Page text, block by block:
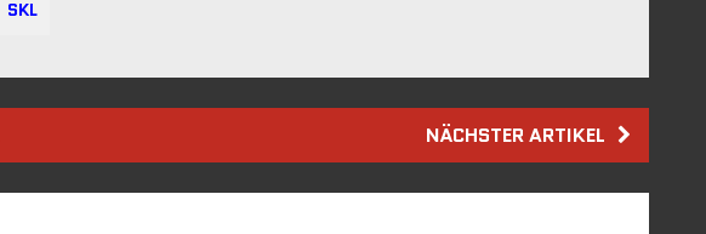
SKL
NÄCHSTER ARTIKEL